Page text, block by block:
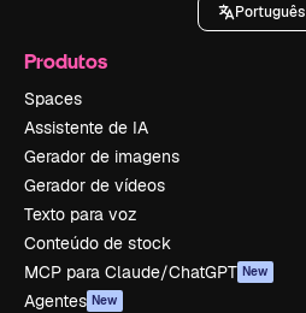
Português
Produtos
Spaces
Assistente de IA
Gerador de imagens
Gerador de vídeos
Texto para voz
Conteúdo de stock
MCP para Claude/ChatGPT New
Agentes New